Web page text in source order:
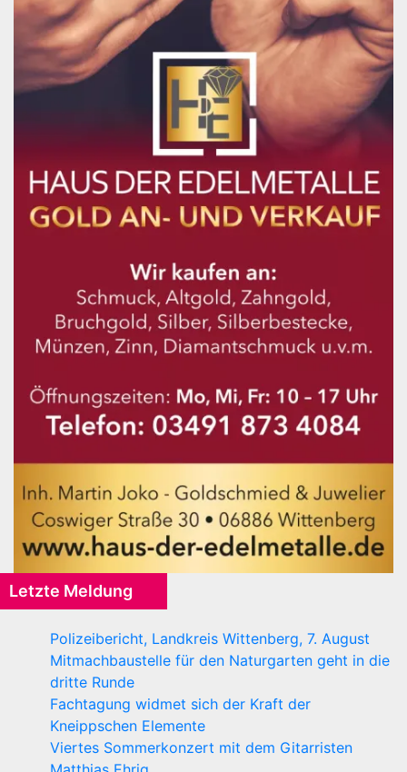
Letzte Meldung
Polizeibericht, Landkreis Wittenberg, 7. August
Mitmachbaustelle für den Naturgarten geht in die
dritte Runde
Fachtagung widmet sich der Kraft der
Kneippschen Elemente
Viertes Sommerkonzert mit dem Gitarristen